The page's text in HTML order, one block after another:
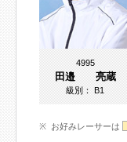
4995
田邉 亮蔵
級別：B1
お好みレーサーは